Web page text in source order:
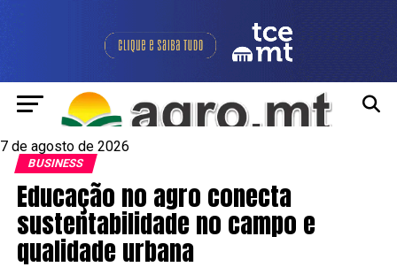
7 de agosto de 2026
BUSINESS
Educação no agro conecta
sustentabilidade no campo e
qualidade urbana